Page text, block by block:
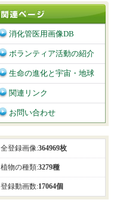
消化管医用画像DB
ボランティア活動の紹介
生命の進化と宇宙・地球
関連リンク
お問い合わせ
全登録画像:364969枚
植物の種類:3279種
登録動画数:17064個